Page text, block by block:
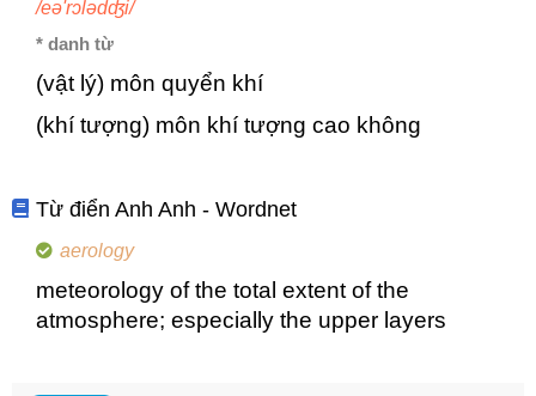
/eə'rɔlədʤi/
* danh từ
(vật lý) môn quyển khí
(khí tượng) môn khí tượng cao không
Từ điển Anh Anh - Wordnet
aerology
meteorology of the total extent of the
atmosphere; especially the upper layers